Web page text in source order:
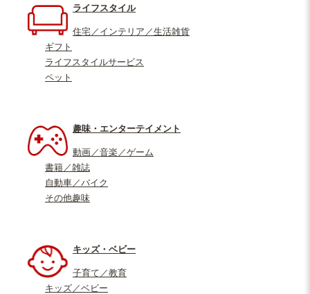
ライフスタイル
住宅／インテリア／生活雑貨
ギフト
ライフスタイルサービス
ペット
趣味・エンターテイメント
動画／音楽／ゲーム
書籍／雑誌
自動車／バイク
その他趣味
キッズ・ベビー
子育て／教育
キッズ／ベビー